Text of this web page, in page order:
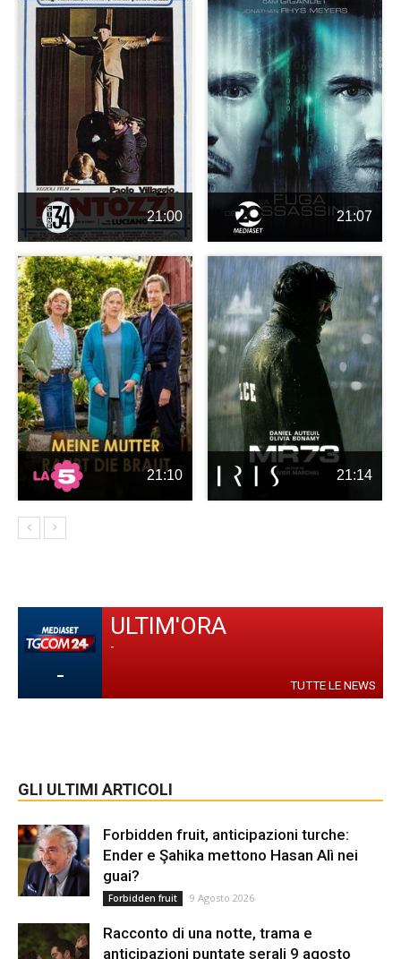
21:00 21:07
21:10 21:14
-
ULTIM'ORA
-
TUTTE LE NEWS
GLI ULTIMI ARTICOLI
Forbidden fruit, anticipazioni turche:
Ender e Şahika mettono Hasan Alì nei
guai?
Forbidden fruit 9 Agosto 2026
Racconto di una notte, trama e
anticipazioni puntate serali 9 agosto